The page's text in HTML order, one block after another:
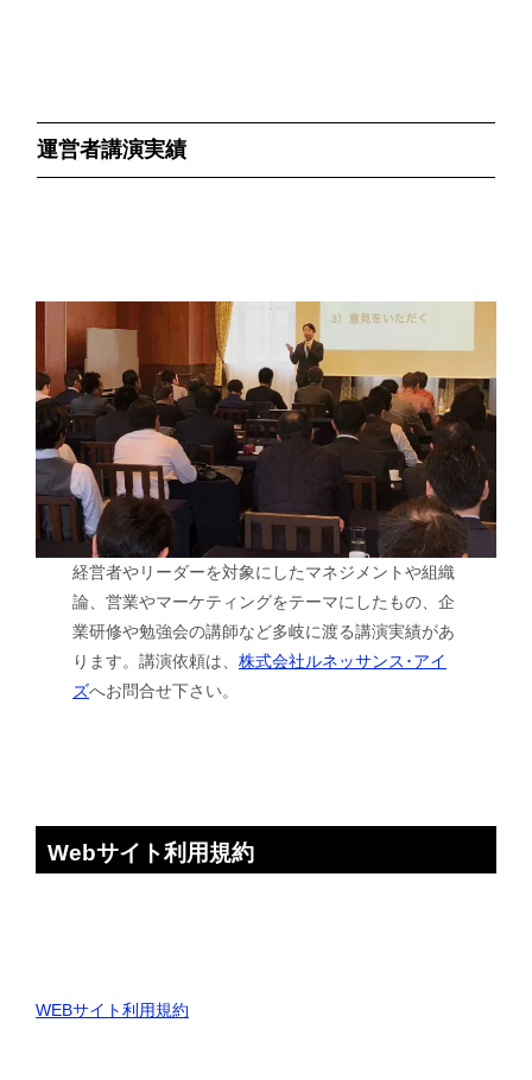
運営者講演実績
経営者やリーダーを対象にしたマネジメントや組織
論、営業やマーケティングをテーマにしたもの、企
業研修や勉強会の講師など多岐に渡る講演実績があ
ります。講演依頼は、株式会社ルネッサンス･アイ
ズへお問合せ下さい。
Webサイト利用規約
WEBサイト利用規約